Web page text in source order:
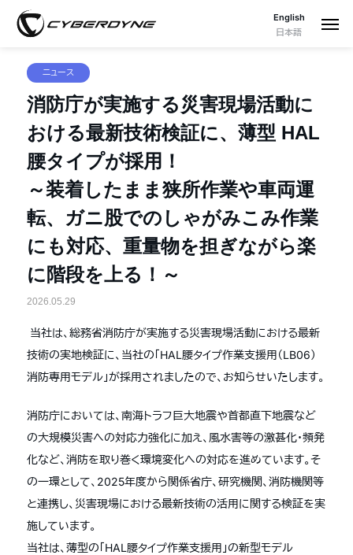
English
日本語
ニュース
消防庁が実施する災害現場活動に
おける最新技術検証に、薄型 HAL
腰タイプが採用！
～装着したまま狭所作業や車両運
転、ガニ股でのしゃがみこみ作業
にも対応、重量物を担ぎながら楽
に階段を上る！～
2026.05.29
当社は、総務省消防庁が実施する災害現場活動における最新
技術の実地検証に、当社の「HAL腰タイプ作業支援用（LB06）
消防専用モデル」が採用されましたので、お知らせいたします。
消防庁においては、南海トラフ巨大地震や首都直下地震など
の大規模災害への対応力強化に加え、風水害等の激甚化・頻発
化など、消防を取り巻く環境変化への対応を進めています。そ
の一環として、2025年度から関係省庁、研究機関、消防機関等
と連携し、災害現場における最新技術の活用に関する検証を実
施しています。
当社は、薄型の「HAL腰タイプ作業支援用」の新型モデル